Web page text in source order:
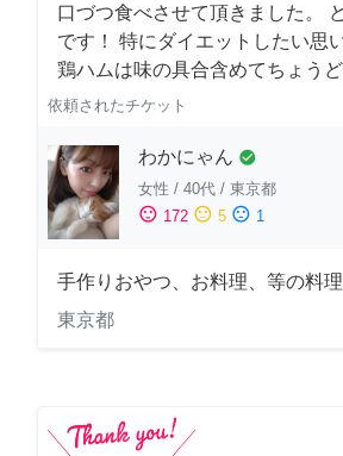
口づつ食べさせて頂きました。
です！ 特にダイエットしたい思
鶏ハムは味の具合含めてちょうど
依頼されたチケット
わかにゃん check_circle
女性 / 40代 / 東京都
sentiment_satisfied 172 sentiment_neutral 5 sentiment_dissatisfied 1
手作りおやつ、お料理、等の料理
東京都